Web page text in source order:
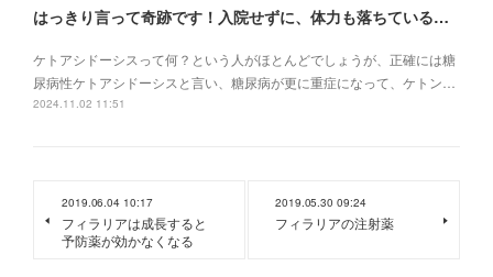
はっきり言って奇跡です！入院せずに、体力も落ちている状況でケトアシドーシスから復活
ケトアシドーシスって何？という人がほとんどでしょうが、正確には糖
尿病性ケトアシドーシスと言い、糖尿病が更に重症になって、ケトン…
2024.11.02 11:51
2019.06.04 10:17
フィラリアは成長すると
予防薬が効かなくなる
2019.05.30 09:24
フィラリアの注射薬